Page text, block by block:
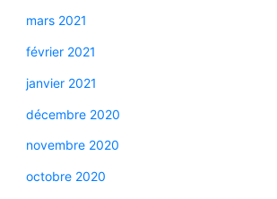
mars 2021
février 2021
janvier 2021
décembre 2020
novembre 2020
octobre 2020